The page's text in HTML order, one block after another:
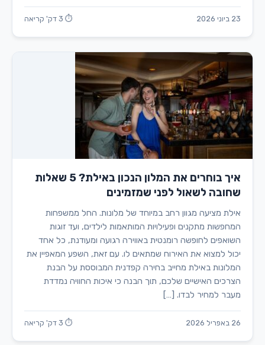
23 ביוני 2026 ⏱ 3 דק' קריאה
איך בוחרים את המלון הנכון באילת? 5 שאלות
שחובה לשאול לפני שמזמינים
אילת מציעה מגוון רחב במיוחד של מלונות. החל ממשפחות
המחפשות מתקנים ופעילויות המותאמות לילדים, ועד זוגות
השואפים לחופשה רומנטית באווירה רגועה ומעודנת, כל אחד
יכול למצוא את האירוח שמתאים לו. עם זאת, השפע המאפיין את
המלונות באילת מחייב בחירה קפדנית המבוססת על הבנת
הצרכים האישיים שלכם, תוך הבנה כי איכות החוויה נמדדת
מעבר למחיר לבדו. […]
26 באפריל 2026 ⏱ 3 דק' קריאה